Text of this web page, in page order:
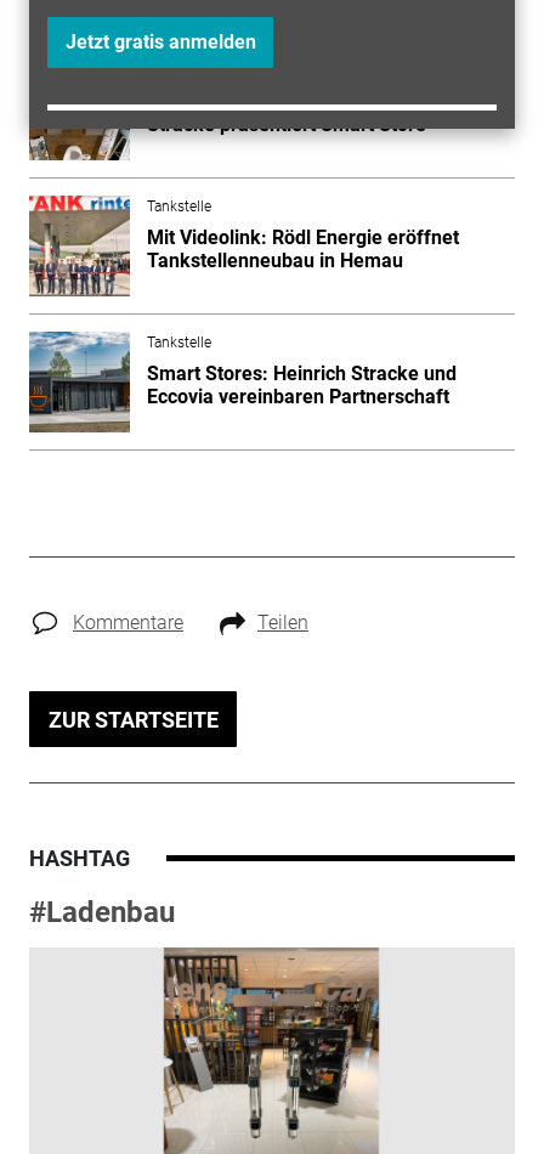
Jetzt gratis anmelden
Tankstelle
Tankstelle & Mittelstand 2025: Heinrich
Stracke präsentiert Smart Store
Tankstelle
Mit Videolink: Rödl Energie eröffnet
Tankstellenneubau in Hemau
Tankstelle
Smart Stores: Heinrich Stracke und
Eccovia vereinbaren Partnerschaft
Kommentare Teilen
ZUR STARTSEITE
HASHTAG
#Ladenbau